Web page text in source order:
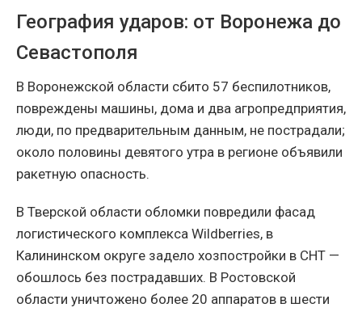
География ударов: от Воронежа до
Севастополя
В Воронежской области сбито 57 беспилотников,
повреждены машины, дома и два агропредприятия,
люди, по предварительным данным, не пострадали;
около половины девятого утра в регионе объявили
ракетную опасность.
В Тверской области обломки повредили фасад
логистического комплекса Wildberries, в
Калининском округе задело хозпостройки в СНТ —
обошлось без пострадавших. В Ростовской
области уничтожено более 20 аппаратов в шести